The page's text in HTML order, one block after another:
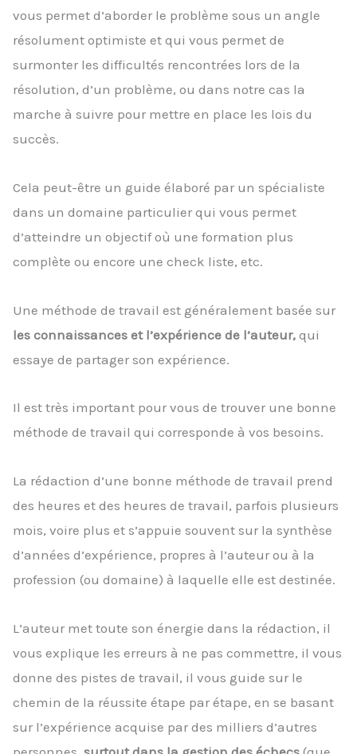
vous permet d’aborder le problème sous un angle
résolument optimiste et qui vous permet de
surmonter les difficultés rencontrées lors de la
résolution, d’un problème, ou dans notre cas la
marche à suivre pour mettre en place les lois du
succès.
Cela peut-être un guide élaboré par un spécialiste
dans un domaine particulier qui vous permet
d’atteindre un objectif où une formation plus
complète ou encore une check liste, etc.
Une méthode de travail est généralement basée sur
les connaissances et l’expérience de l’auteur, qui
essaye de partager son expérience.
Il est très important pour vous de trouver une bonne
méthode de travail qui corresponde à vos besoins.
La rédaction d’une bonne méthode de travail prend
des heures et des heures de travail, parfois plusieurs
mois, voire plus et s’appuie souvent sur la synthèse
d’années d’expérience, propres à l’auteur ou à la
profession (ou domaine) à laquelle elle est destinée.
L’auteur met toute son énergie dans la rédaction, il
vous explique les erreurs à ne pas commettre, il vous
donne des pistes de travail, il vous guide sur le
chemin de la réussite étape par étape, en se basant
sur l’expérience acquise par des milliers d’autres